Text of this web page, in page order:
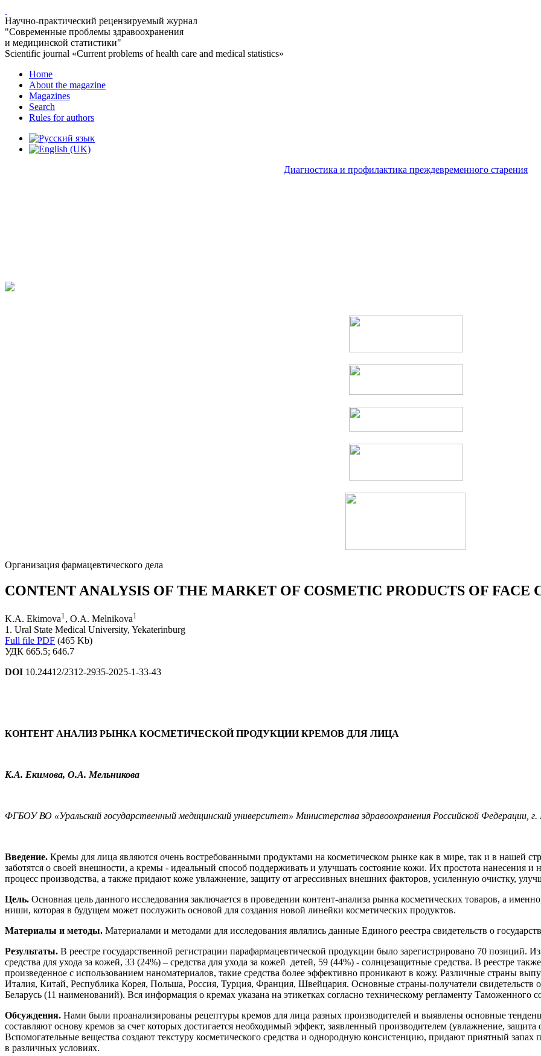
Научно-практический рецензируемый журнал
"Современные проблемы здравоохранения
и медицинской статистики"
Scientific journal «Current problems of health care and medical statistics»
Home
About the magazine
Magazines
Search
Rules for authors
Диагностика и профилактика преждевременного старения
Организация фармацевтического дела
CONTENT ANALYSIS OF THE MARKET OF COSMETIC PRODUCTS OF FACE
K.A. Ekimova1 , O.A. Melnikova1
1. Ural State Medical University, Yekaterinburg
Full file PDF (465 Kb)
УДК 665.5; 646.7
DOI 10.24412/2312-2935-2025-1-33-43
КОНТЕНТ АНАЛИЗ РЫНКА КОСМЕТИЧЕСКОЙ ПРОДУКЦИИ КРЕМОВ ДЛЯ ЛИЦА
К.А. Екимова, О.А. Мельникова
ФГБОУ ВО «Уральский государственный медицинский университет» Министерства здравоохранения Российской Федерации, г.
Введение. Кремы для лица являются очень востребованными продуктами на косметическом рынке как в мире, так и в нашей
заботятся о своей внешности, а кремы - идеальный способ поддерживать и улучшать состояние кожи. Их простота нанесения
процесс производства, а также придают коже увлажнение, защиту от агрессивных внешних факторов, усиленную очистку,
Цель. Основная цель данного исследования заключается в проведении контент-анализа рынка косметических товаров, а
ниши, которая в будущем может послужить основой для создания новой линейки косметических продуктов.
Материалы и методы. Материалами и методами для исследования являлись данные Единого реестра свидетельств о
Результаты. В реестре государственной регистрации парафармацевтической продукции было зарегистрировано 70 позиций.
средства для ухода за кожей, 33 (24%) – средства для ухода за кожей детей, 59 (44%) - солнцезащитные средства. В реестре
произведенное с использованием наноматериалов, такие средства более эффективно проникают в кожу. Различные страны
Италия, Китай, Республика Корея, Польша, Россия, Турция, Франция, Швейцария. Основные страны-получатели свидетельств
Беларусь (11 наименований). Вся информация о кремах указана на этикетках согласно техническому регламенту Таможенного
Обсуждения. Нами были проанализированы рецептуры кремов для лица разных производителей и выявлены основные
составляют основу кремов за счет которых достигается необходимый эффект, заявленный производителем (увлажнение,
Вспомогательные вещества создают текстуру косметического средства и однородную консистенцию, придают приятный запах
в различных условиях.